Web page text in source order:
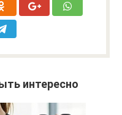
интересно